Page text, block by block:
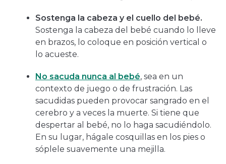
circuncisión.
Cómo cuidar a su bebé recién
nacido después de la
circuncisión
Sostenga la cabeza y el cuello del bebé.
Sostenga la cabeza del bebé cuando lo lleve
en brazos, lo coloque en posición vertical o
lo acueste.
No sacuda nunca al bebé, sea en un
contexto de juego o de frustración. Las
sacudidas pueden provocar sangrado en el
cerebro y a veces la muerte. Si tiene que
despertar al bebé, no lo haga sacudiéndolo.
En su lugar, hágale cosquillas en los pies o
sóplele suavemente una mejilla.